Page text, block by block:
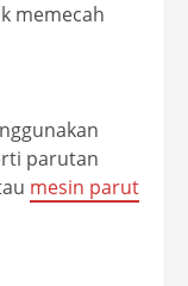
memecah
parutan
mesin parut